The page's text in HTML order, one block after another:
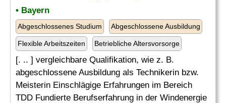
• Bayern
Abgeschlossenes Studium Abgeschlossene Ausbildung
Flexible Arbeitszeiten Betriebliche Altersvorsorge
[. .. ] vergleichbare Qualifikation, wie z. B.
abgeschlossene Ausbildung als Technikerin bzw.
Meisterin Einschlägige Erfahrungen im Bereich
TDD Fundierte Berufserfahrung in der Windenergie